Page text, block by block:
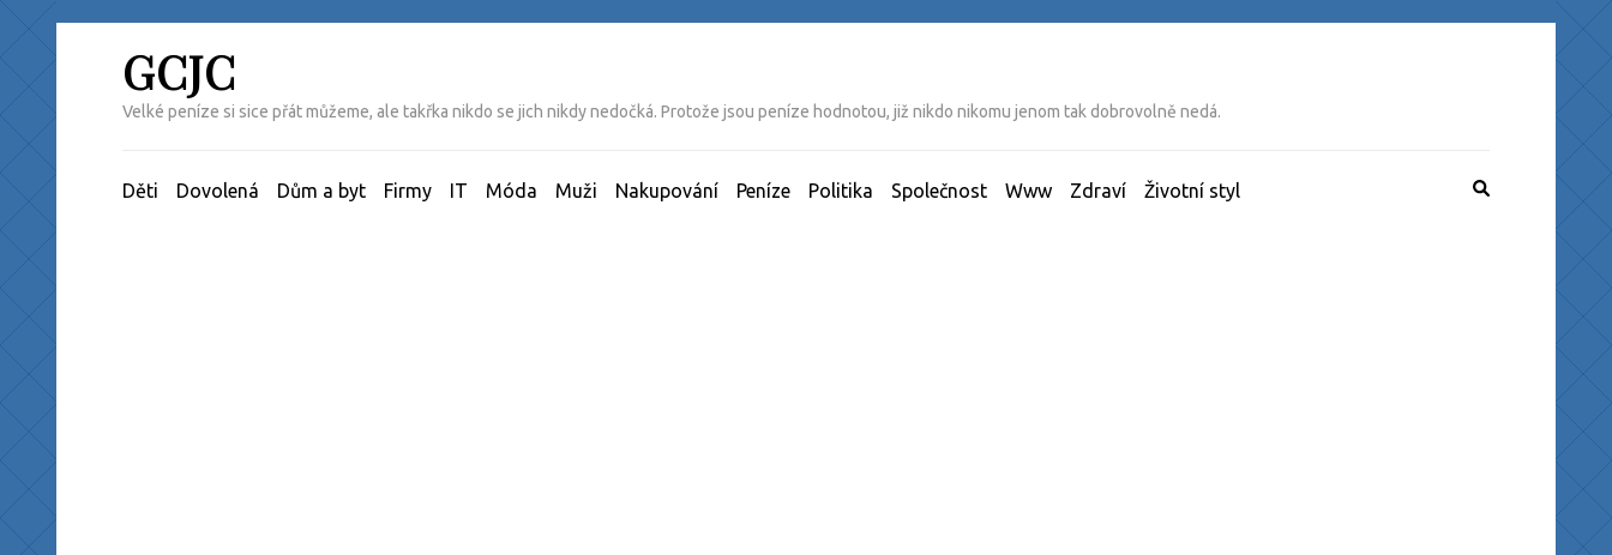
GCJC
Velké peníze si sice přát můžeme, ale takřka nikdo se jich nikdy nedočká. Protože jsou peníze hodnotou, již nikdo nikomu jenom tak dobrovolně nedá.
Děti Dovolená Dům a byt Firmy IT Móda Muži Nakupování Peníze Politika Společnost Www Zdraví Životní styl